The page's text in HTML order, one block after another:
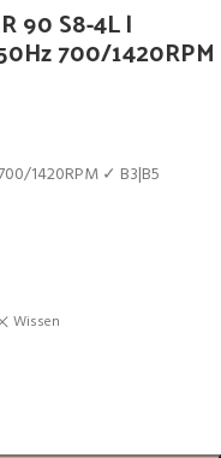
90 S8-4L |
700/1420RPM
1420RPM ✓ B3|B5
Wissen